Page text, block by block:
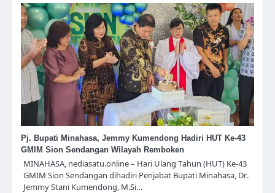
Pj. Bupati Minahasa, Jemmy Kumendong Hadiri HUT Ke-43
GMIM Sion Sendangan Wilayah Remboken
MINAHASA, nediasatu.online – Hari Ulang Tahun (HUT) Ke-43
GMIM Sion Sendangan dihadiri Penjabat Bupati Minahasa, Dr.
Jemmy Stani Kumendong, M.Si…